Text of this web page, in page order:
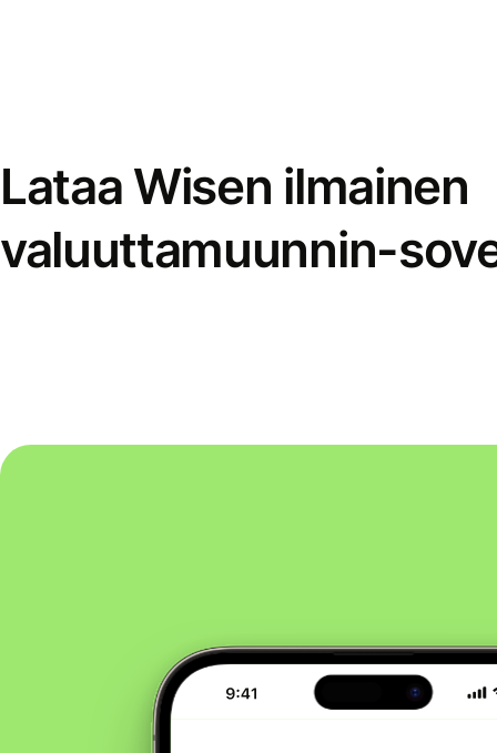
Lataa Wisen ilmainen
valuuttamuunnin-